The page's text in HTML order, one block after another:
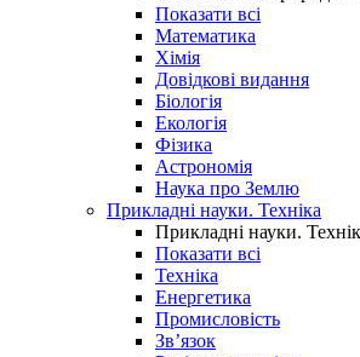
Показати всі
Математика
Хімія
Довідкові видання
Біологія
Екологія
Фізика
Астрономія
Наука про Землю
Прикладні науки. Техніка
Прикладні науки.
Показати всі
Техніка
Енергетика
Промисловість
Зв’язок